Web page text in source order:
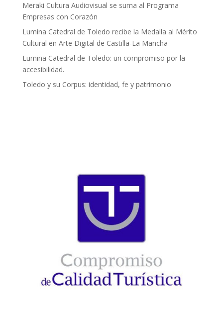
Meraki Cultura Audiovisual se suma al Programa
Empresas con Corazón
Lumina Catedral de Toledo recibe la Medalla al Mérito
Cultural en Arte Digital de Castilla-La Mancha
Lumina Catedral de Toledo: un compromiso por la
accesibilidad.
Toledo y su Corpus: identidad, fe y patrimonio